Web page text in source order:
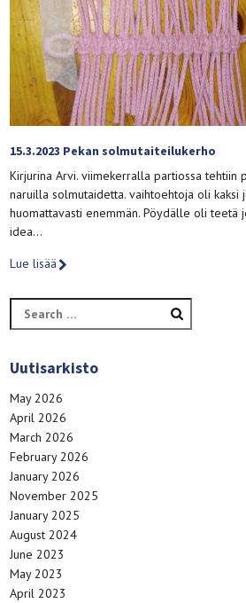
15.3.2023 Pekan solmutaiteilukerho
Kirjurina Arvi. viimekerralla partiossa tehtiin
naruilla solmutaidetta. vaihtoehtoja oli kaksi
huomattavasti enemmän. Pöydälle oli teetä
idea…
Lue lisää
Search
for:
Uutisarkisto
May 2026
April 2026
March 2026
February 2026
January 2026
November 2025
January 2025
August 2024
June 2023
May 2023
April 2023